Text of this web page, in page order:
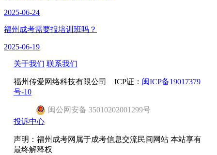
2025-06-24
福州成考需要报培训班吗？
2025-06-19
关于我们 联系我们
福州传爱网络科技有限公司 ICP证： 闽ICP备19017379
号-10
闽公网安备 35010202001299号
投诉中心
声明：福州成考网属于成考信息交流民间网站 本站享有
最终解释权